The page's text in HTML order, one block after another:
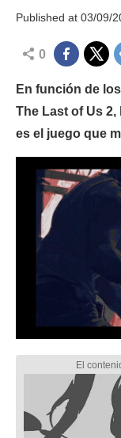
Published at 03/09/
0
En función de
The Last of Us
es el juego que